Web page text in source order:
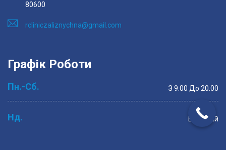
80600
rcliniczaliznychna@gmail.com
Графік Роботи
Пн.-Сб. З 9.00 До 20.00
Нд. Вихідний